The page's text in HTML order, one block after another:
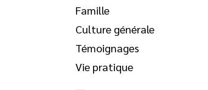
Famille
Culture générale
Témoignages
Vie pratique